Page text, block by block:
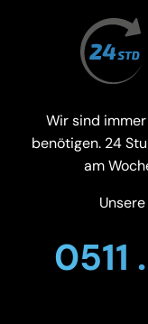
Wir sind
benötigen. 24
am
0511